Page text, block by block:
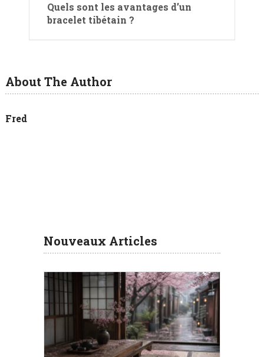
Quels sont les avantages d’un
bracelet tibétain ?
About The Author
Fred
Nouveaux Articles